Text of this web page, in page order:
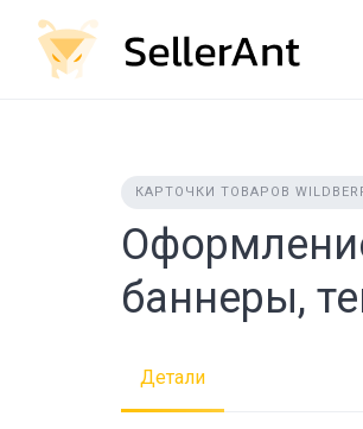
content
КАРТОЧКИ ТОВАРОВ
баннеры,
Детали